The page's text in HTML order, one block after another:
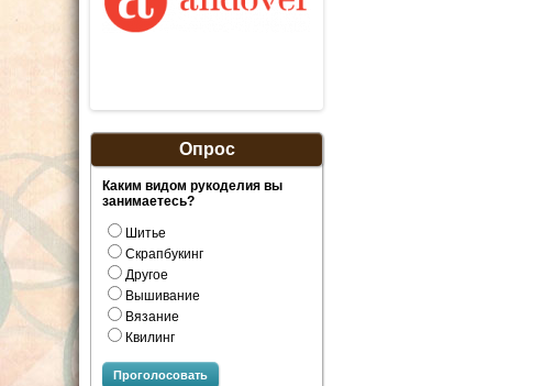
Опрос
Каким видом рукоделия вы
занимаетесь?
Шитье
Скрапбукинг
Другое
Вышивание
Вязание
Квилинг
Проголосовать